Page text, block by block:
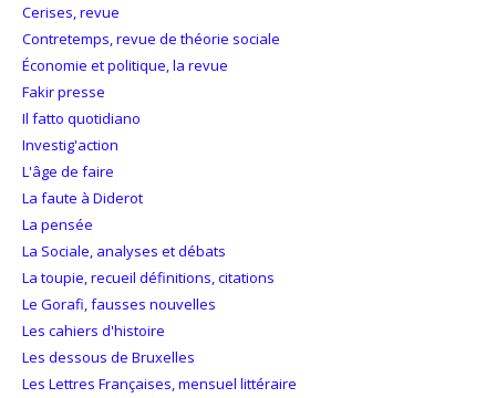
Cerises, revue
Contretemps, revue de théorie sociale
Économie et politique, la revue
Fakir presse
Il fatto quotidiano
Investig'action
L'âge de faire
La faute à Diderot
La pensée
La Sociale, analyses et débats
La toupie, recueil définitions, citations
Le Gorafi, fausses nouvelles
Les cahiers d'histoire
Les dessous de Bruxelles
Les Lettres Françaises, mensuel littéraire